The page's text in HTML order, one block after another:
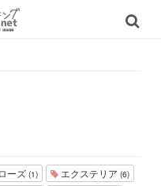
ーズ (1) エクステリア (6)